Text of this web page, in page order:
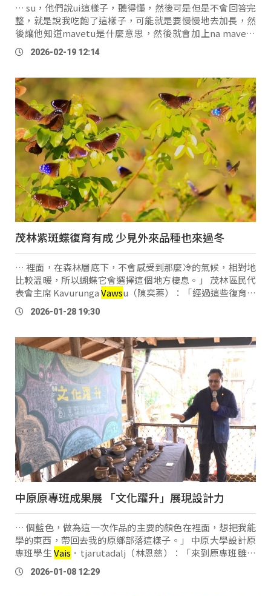
… su，他們說ui這樣子，聽得懂，然後可是但是不會回答完
整，就是說我吃飽了這樣子，可能就是要慢慢地去加長，然
後讓他知道mavetu是什麼意思，然後就會加上na mavetu
anga su，就是用動作跟口語這樣子，去做練習。」 台東達
仁鄉土坂 vus am文化實驗小學，2017年正式 …
2026-02-19 12:14
茂林紫斑蝶復育有成 少見外來品種也來過冬
… 裡面，在森林層底下，不會感受到那麼冷的氣候，相對地
比較溫暖，所以蝴蝶它會選擇這個地方棲息。」 茂林區民代
表會主席 KavurungaVawsu（陳奕蓁）：「經過這些復育的
人員，加上我們部落的族人，也都是達成一個共識，除了從
農藥、就是農產，都是不打藥，都是做友善 …
2026-01-28 19:30
中原原專班成果展 「文化躍升」展現設計力
… 個藍色，做為這一次作品的主要的顏色在裡面，想把我能
學的東西，帶回去我的原鄉部落這樣子。」 中原大學設計原
專班學生Vais ．tjarutadalj（林恩慈）：「來到原專班雖然
沒有設計的底子，但是真的進來之後就會學到很多很多，因
為老師都很好，然後學到很多也東 …
2026-01-08 12:29